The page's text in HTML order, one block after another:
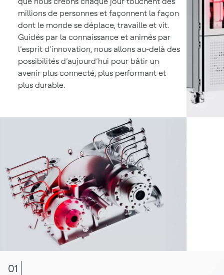
millions de personnes et façonnent la façon
dont le monde se déplace, travaille et vit.
Guidés par la connaissance et animés par
l’esprit d’innovation, nous allons au-delà des
possibilités d’aujourd’hui pour bâtir un
avenir plus connecté, plus performant et
plus durable.
01